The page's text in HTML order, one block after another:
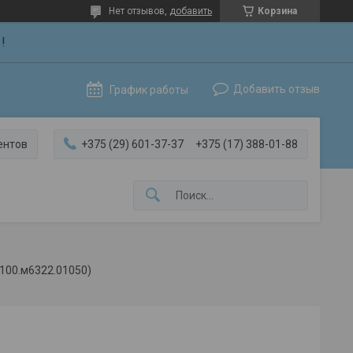
Корзина
Нет отзывов, добавить
График работы Добавить отзыв
+375 (29) 601-37-37 +375 (17) 388-01-88